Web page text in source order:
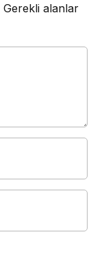
Gerekli alanlar